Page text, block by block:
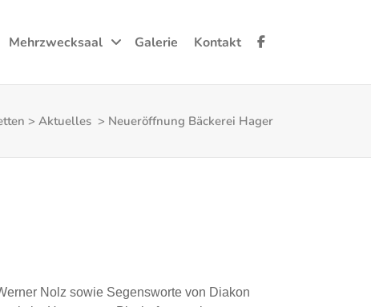
Mehrzwecksaal Galerie Kontakt
> Aktuelles > Neueröffnung Bäckerei Hager
Nolz sowie Segensworte von Diakon